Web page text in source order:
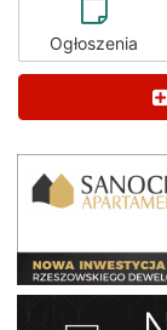
Ogłoszenia